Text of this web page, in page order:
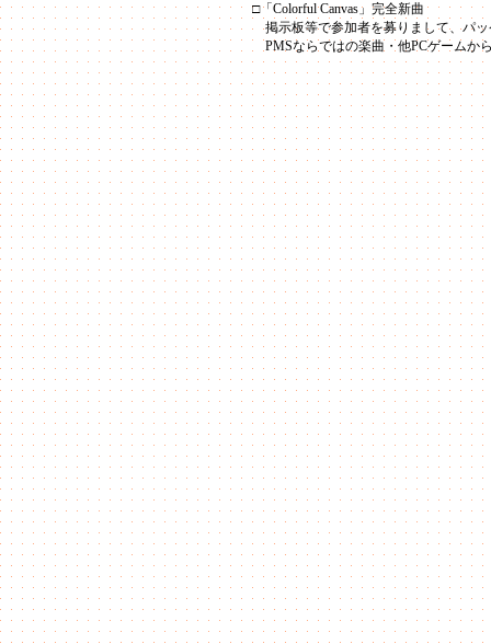
□「Colorful Canvas」完全新曲
掲示板等で参加者を募りまして、パッ
PMSならではの楽曲・他PCゲームか